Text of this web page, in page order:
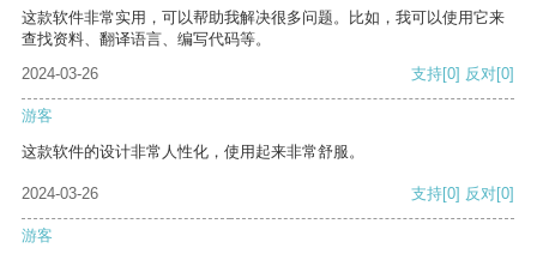
这款软件非常实用，可以帮助我解决很多问题。比如，我可以使用它来
查找资料、翻译语言、编写代码等。
2024-03-26
支持[0] 反对[0]
游客
这款软件的设计非常人性化，使用起来非常舒服。
2024-03-26 支持[0] 反对[0]
游客